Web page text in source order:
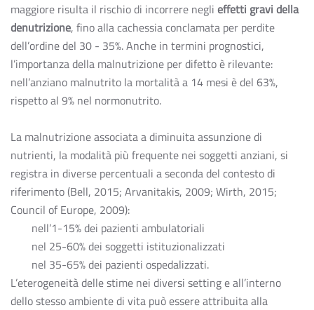
maggiore risulta il rischio di incorrere negli effetti gravi della
denutrizione, fino alla cachessia conclamata per perdite
dell’ordine del 30 - 35%. Anche in termini prognostici,
l’importanza della malnutrizione per difetto è rilevante:
nell’anziano malnutrito la mortalità a 14 mesi è del 63%,
rispetto al 9% nel normonutrito.
La malnutrizione associata a diminuita assunzione di
nutrienti, la modalità più frequente nei soggetti anziani, si
registra in diverse percentuali a seconda del contesto di
riferimento (Bell, 2015; Arvanitakis, 2009; Wirth, 2015;
Council of Europe, 2009):
nell’1-15% dei pazienti ambulatoriali
nel 25-60% dei soggetti istituzionalizzati
nel 35-65% dei pazienti ospedalizzati.
L’eterogeneità delle stime nei diversi setting e all’interno
dello stesso ambiente di vita può essere attribuita alla